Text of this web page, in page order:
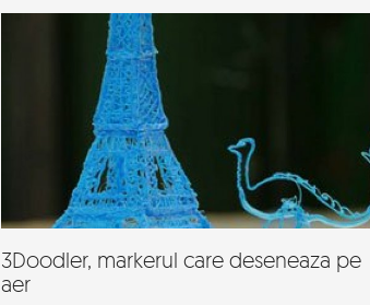
3Doodler, markerul care deseneaza pe
aer